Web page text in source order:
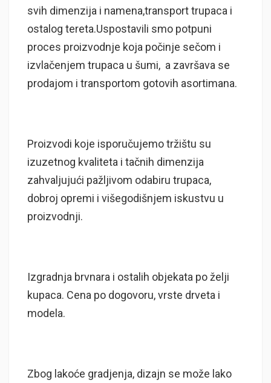
svih dimenzija i namena,transport trupaca i
ostalog tereta.Uspostavili smo potpuni
proces proizvodnje koja počinje sečom i
izvlačenjem trupaca u šumi, a završava se
prodajom i transportom gotovih asortimana.
Proizvodi koje isporučujemo tržištu su
izuzetnog kvaliteta i tačnih dimenzija
zahvaljujući pažljivom odabiru trupaca,
dobroj opremi i višegodišnjem iskustvu u
proizvodnji.
Izgradnja brvnara i ostalih objekata po želji
kupaca. Cena po dogovoru, vrste drveta i
modela.
Zbog lakoće gradjenja, dizajn se može lako